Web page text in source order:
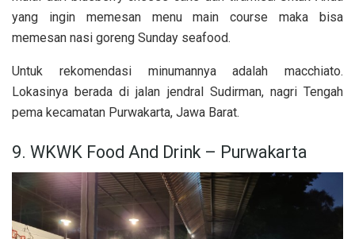
yang ingin memesan menu main course maka bisa
memesan nasi goreng Sunday seafood.
Untuk rekomendasi minumannya adalah macchiato.
Lokasinya berada di jalan jendral Sudirman, nagri Tengah
pema kecamatan Purwakarta, Jawa Barat.
9. WKWK Food And Drink – Purwakarta